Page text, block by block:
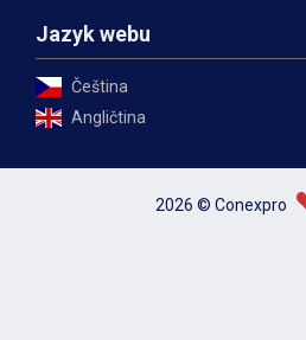
Jazyk webu
Čeština
Angličtina
2026 © Conexpro